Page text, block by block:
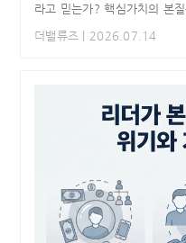
라고 믿는가? 핵심가치의 본
더밸류즈 | 2026.07.14